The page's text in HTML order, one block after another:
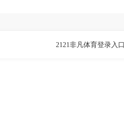
2121非凡体育登录入口